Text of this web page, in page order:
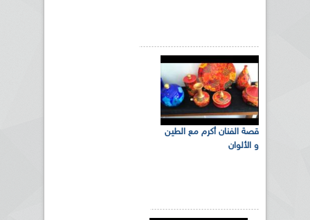
قصة الفنان أكرم مع الطين
و الألوان